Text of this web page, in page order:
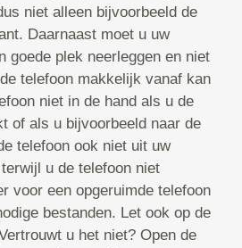
niet alleen bijvoorbeeld de
Daarnaast moet u uw
goede plek neerleggen en niet
telefoon makkelijk vanaf kan
niet in de hand als u de
of als u bijvoorbeeld naar de
telefoon ook niet uit uw
u de telefoon niet
voor een opgeruimde telefoon
bestanden. Let ook op de
u het niet? Open de